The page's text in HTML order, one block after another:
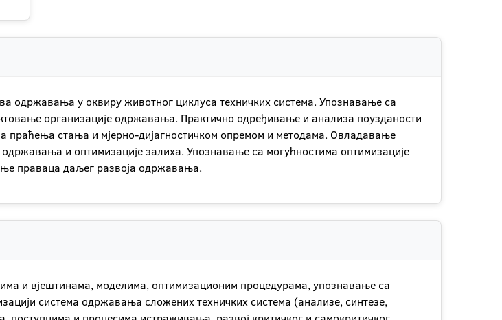
одржавања у оквиру животног циклуса техничких система. Упознавање са
организације одржавања. Практично одређивање и анализа поузданости
праћења стања и мјерно-дијагностичком опремом и методама. Овладавање
и оптимизације залиха. Упознавање са могућностима оптимизације
праваца даљег развоја одржавања.
и вјештинама, моделима, оптимизационим процедурама, упознавање са
система одржавања сложених техничких система (анализе, синтезе,